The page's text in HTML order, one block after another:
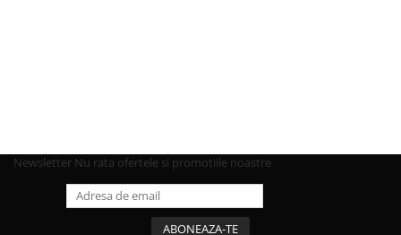
Newsletter Nu rata ofertele si promotiile noastre